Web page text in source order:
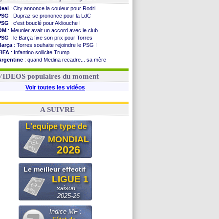
: City annonce la couleur pour Rodri
: Dupraz se prononce pour la LdC
: c'est bouclé pour Akliouche !
: Meunier avait un accord avec le club
: le Barça fixe son prix pour Torres
: Torres souhaite rejoindre le PSG !
: Infantino sollicite Trump
: quand Medina recadre... sa mère
: Paixão attire un 2e club anglais
populaires du moment
Voir toutes les vidéos
A SUIVRE
L'equipe type de
MONDIAL
2026
Le meilleur effectif
LIGUE 1
saison
2025-26
Indice MF :